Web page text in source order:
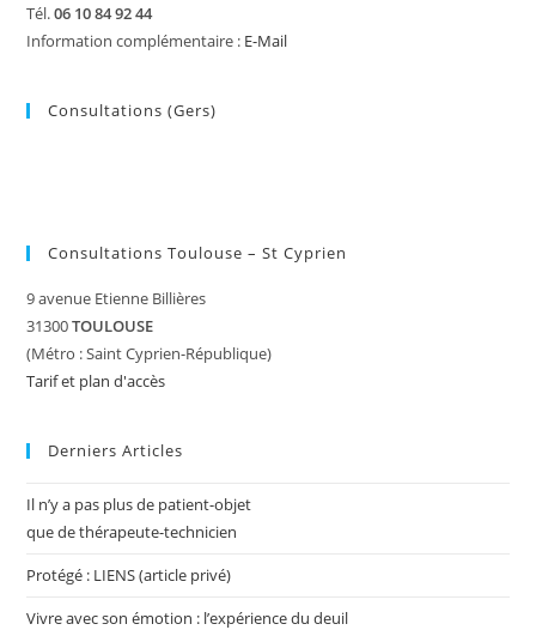
Tél.06 10 84 92 44
Information complémentaire : E-Mail
Consultations (Gers)
Consultations Toulouse – St Cyprien
9 avenue Etienne Billières
31300TOULOUSE
(Métro : Saint Cyprien-République)
Tarif et plan d'accès
Derniers Articles
Il n’y a pas plus de patient-objet
que de thérapeute-technicien
Protégé : LIENS (article privé)
Vivre avec son émotion : l’expérience du deuil